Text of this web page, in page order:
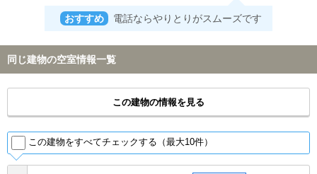
おすすめ 電話ならやりとりがスムーズです
同じ建物の空室情報一覧
この建物の情報を見る
この建物をすべてチェックする（最大10件）